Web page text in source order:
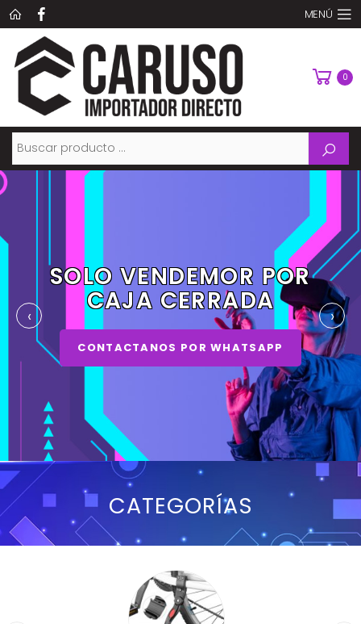
MENÚ
0
Buscar
SOLO VENDEMOR POR
CAJA CERRADA
CONTACTANOS POR WHATSAPP
‹ ›
CATEGORÍAS